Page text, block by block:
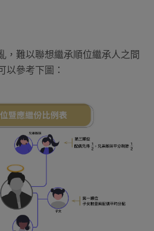
，難以聯想繼承順位繼承人之間
以參考下圖：